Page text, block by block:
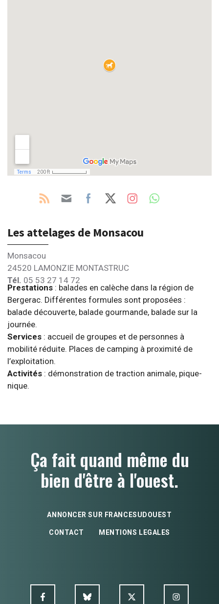
Les attelages de Monsacou
Monsacou
24520 LAMONZIE MONTASTRUC
Tél. 05 53 27 14 72
Prestations : balades en calèche dans la région de
Bergerac. Différentes formules sont proposées :
balade découverte, balade gourmande, balade sur la
journée.
Services : accueil de groupes et de personnes à
mobilité réduite. Places de camping à proximité de
l’exploitation.
Activités : démonstration de traction animale, pique-
nique.
Ça fait quand même du
bien d'être à l'ouest.
ANNONCER SUR FRANCESUDOUEST
CONTACT MENTIONS LEGALES